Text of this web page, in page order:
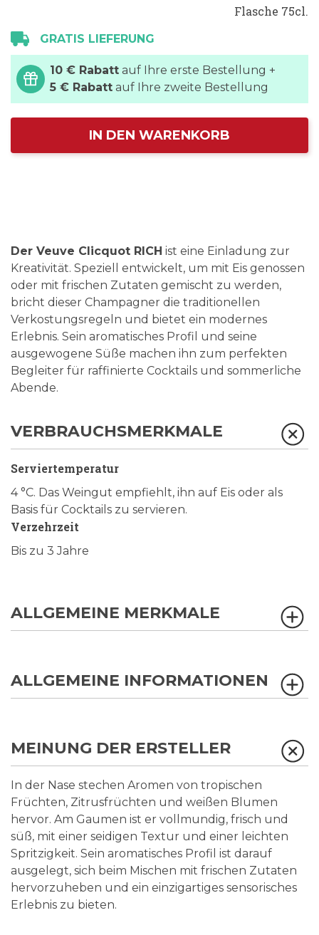
Flasche 75cl.
GRATIS LIEFERUNG
10 € Rabatt auf Ihre erste Bestellung +
5 € Rabatt auf Ihre zweite Bestellung
IN DEN WARENKORB
Der Veuve Clicquot RICH ist eine Einladung zur
Kreativität. Speziell entwickelt, um mit Eis genossen
oder mit frischen Zutaten gemischt zu werden,
bricht dieser Champagner die traditionellen
Verkostungsregeln und bietet ein modernes
Erlebnis. Sein aromatisches Profil und seine
ausgewogene Süße machen ihn zum perfekten
Begleiter für raffinierte Cocktails und sommerliche
Abende.
VERBRAUCHSMERKMALE
Serviertemperatur
4 °C. Das Weingut empfiehlt, ihn auf Eis oder als
Basis für Cocktails zu servieren.
Verzehrzeit
Bis zu 3 Jahre
ALLGEMEINE MERKMALE
ALLGEMEINE INFORMATIONEN
MEINUNG DER ERSTELLER
In der Nase stechen Aromen von tropischen
Früchten, Zitrusfrüchten und weißen Blumen
hervor. Am Gaumen ist er vollmundig, frisch und
süß, mit einer seidigen Textur und einer leichten
Spritzigkeit. Sein aromatisches Profil ist darauf
ausgelegt, sich beim Mischen mit frischen Zutaten
hervorzuheben und ein einzigartiges sensorisches
Erlebnis zu bieten.